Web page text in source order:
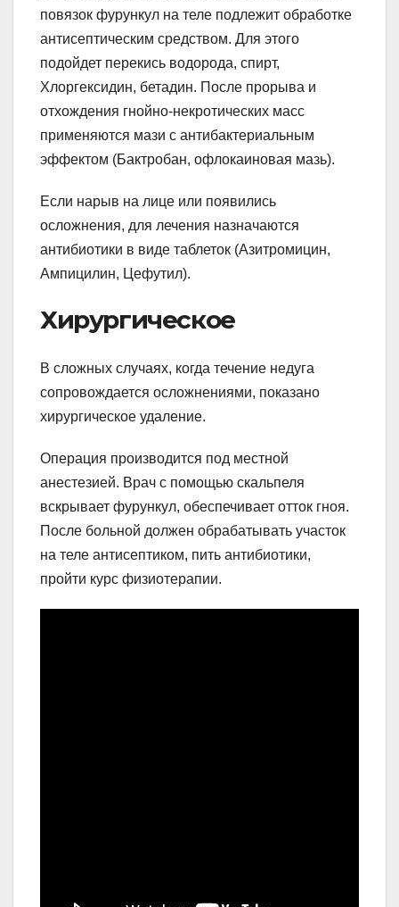
повязок фурункул на теле подлежит обработке
антисептическим средством. Для этого
подойдет перекись водорода, спирт,
Хлоргексидин, бетадин. После прорыва и
отхождения гнойно-некротических масс
применяются мази с антибактериальным
эффектом (Бактробан, офлокаиновая мазь).
Если нарыв на лице или появились
осложнения, для лечения назначаются
антибиотики в виде таблеток (Азитромицин,
Ампицилин, Цефутил).
Хирургическое
В сложных случаях, когда течение недуга
сопровождается осложнениями, показано
хирургическое удаление.
Операция производится под местной
анестезией. Врач с помощью скальпеля
вскрывает фурункул, обеспечивает отток гноя.
После больной должен обрабатывать участок
на теле антисептиком, пить антибиотики,
пройти курс физиотерапии.